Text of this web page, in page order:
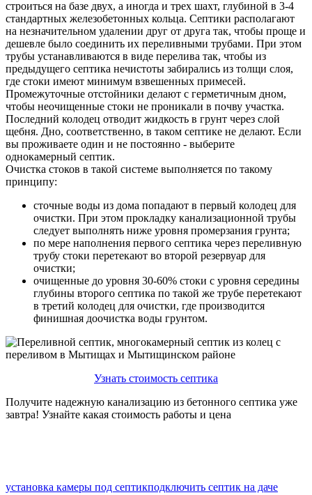
строиться на базе двух, а иногда и трех шахт, глубиной в 3-4
стандартных железобетонных кольца. Септики располагают
на незначительном удалении друг от друга так, чтобы проще и
дешевле было соединить их переливными трубами. При этом
трубы устанавливаются в виде перелива так, чтобы из
предыдущего септика нечистоты забирались из толщи слоя,
где стоки имеют минимум взвешенных примесей.
Промежуточные отстойники делают с герметичным дном,
чтобы неочищенные стоки не проникали в почву участка.
Последний колодец отводит жидкость в грунт через слой
щебня. Дно, соответственно, в таком септике не делают. Если
вы проживаете один и не постоянно - выберите
однокамерный септик.
Очистка стоков в такой системе выполняется по такому
принципу:
сточные воды из дома попадают в первый колодец для
очистки. При этом прокладку канализационной трубы
следует выполнять ниже уровня промерзания грунта;
по мере наполнения первого септика через переливную
трубу стоки перетекают во второй резервуар для
очистки;
очищенные до уровня 30-60% стоки с уровня середины
глубины второго септика по такой же трубе перетекают
в третий колодец для очистки, где производится
финишная доочистка воды грунтом.
Узнать стоимость септика
Получите надежную канализацию из бетонного септика уже
завтра! Узнайте какая стоимость работы и цена
установка камеры под септикподключить септик на даче